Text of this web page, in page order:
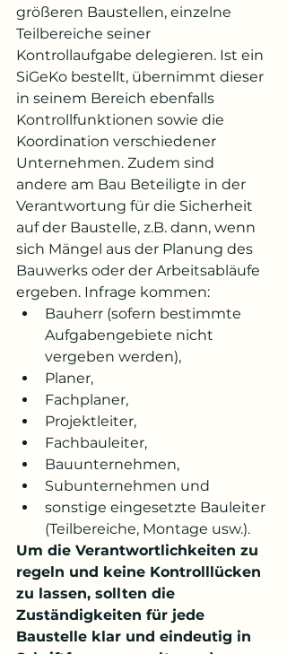
größeren Baustellen, einzelne
Teilbereiche seiner
Kontrollaufgabe delegieren. Ist ein
SiGeKo bestellt, übernimmt dieser
in seinem Bereich ebenfalls
Kontrollfunktionen sowie die
Koordination verschiedener
Unternehmen. Zudem sind
andere am Bau Beteiligte in der
Verantwortung für die Sicherheit
auf der Baustelle, z.B. dann, wenn
sich Mängel aus der Planung des
Bauwerks oder der Arbeitsabläufe
ergeben. Infrage kommen:
Bauherr (sofern bestimmte
Aufgabengebiete nicht
vergeben werden),
Planer,
Fachplaner,
Projektleiter,
Fachbauleiter,
Bauunternehmen,
Subunternehmen und
sonstige eingesetzte Bauleiter
(Teilbereiche, Montage usw.).
Um die Verantwortlichkeiten zu
regeln und keine Kontrolllücken
zu lassen, sollten die
Zuständigkeiten für jede
Baustelle klar und eindeutig in